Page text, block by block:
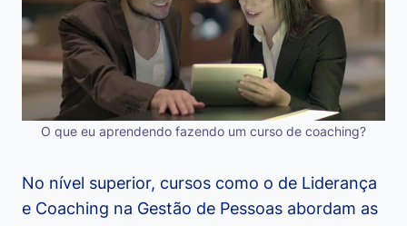
O que eu aprendendo fazendo um curso de coaching?
No nível superior, cursos como o de Liderança
e Coaching na Gestão de Pessoas abordam as